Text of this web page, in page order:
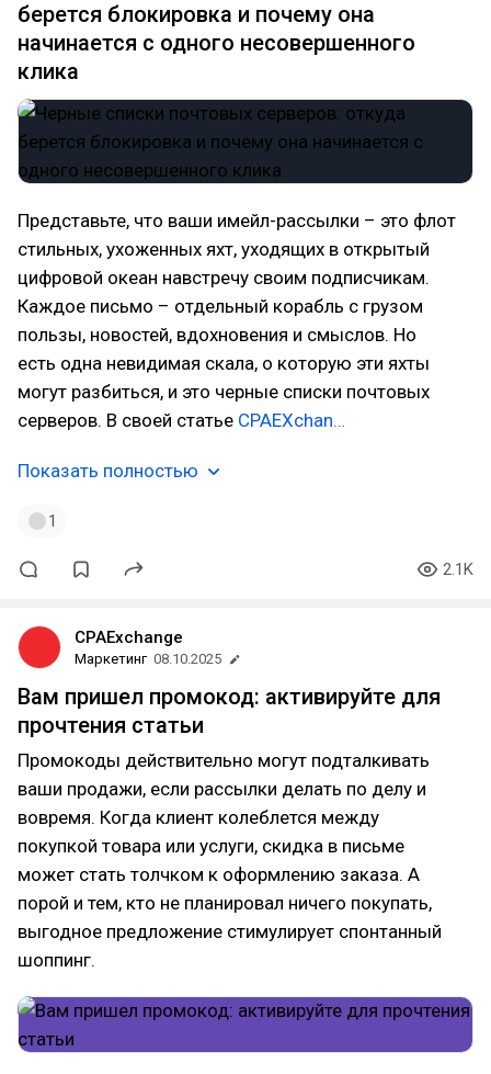
берется блокировка и почему она
начинается с одного несовершенного
клика
Представьте, что ваши имейл-рассылки – это флот
стильных, ухоженных яхт, уходящих в открытый
цифровой океан навстречу своим подписчикам.
Каждое письмо – отдельный корабль с грузом
пользы, новостей, вдохновения и смыслов. Но
есть одна невидимая скала, о которую эти яхты
могут разбиться, и это черные списки почтовых
серверов. В своей статье CPAEXchan…
Показать полностью
1
2.1K
CPAExchange
Маркетинг 08.10.2025
Вам пришел промокод: активируйте для
прочтения статьи
Промокоды действительно могут подталкивать
ваши продажи, если рассылки делать по делу и
вовремя. Когда клиент колеблется между
покупкой товара или услуги, скидка в письме
может стать толчком к оформлению заказа. А
порой и тем, кто не планировал ничего покупать,
выгодное предложение стимулирует спонтанный
шоппинг.